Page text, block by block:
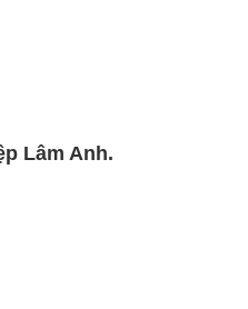
Lâm Anh.